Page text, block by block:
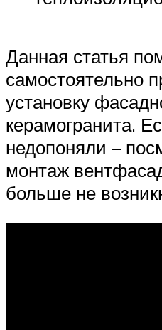
Данная статья
самостоятельно
установку
керамогранита.
недопоняли –
монтаж
больше не